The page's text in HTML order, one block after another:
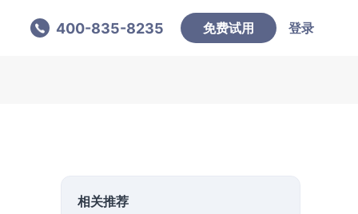
400-835-8235 免费试用 登录
相关推荐